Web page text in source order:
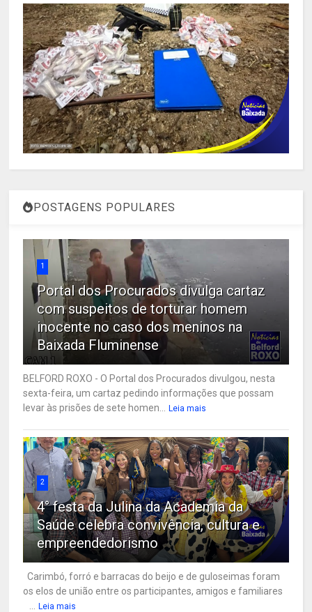
POSTAGENS POPULARES
1
Portal dos Procurados divulga cartaz
com suspeitos de torturar homem
inocente no caso dos meninos na
Baixada Fluminense
BELFORD ROXO - O Portal dos Procurados divulgou, nesta
sexta-feira, um cartaz pedindo informações que possam
levar às prisões de sete homen...
Leia mais
2
4° festa da Julina da Academia da
Saúde celebra convivência, cultura e
empreendedorismo
Carimbó, forró e barracas do beijo e de guloseimas foram
os elos de união entre os participantes, amigos e familiares
Leia mais